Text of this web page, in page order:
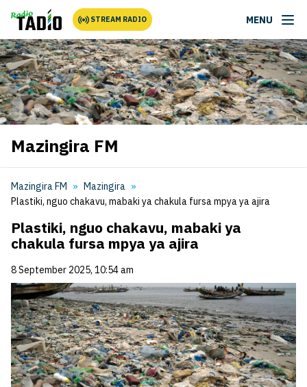
STREAM RADIO MENU
Mazingira FM
Mazingira FM
Mazingira
Plastiki, nguo chakavu, mabaki ya chakula fursa mpya ya ajira
Plastiki, nguo chakavu, mabaki ya
chakula fursa mpya ya ajira
8 September 2025, 10:54 am